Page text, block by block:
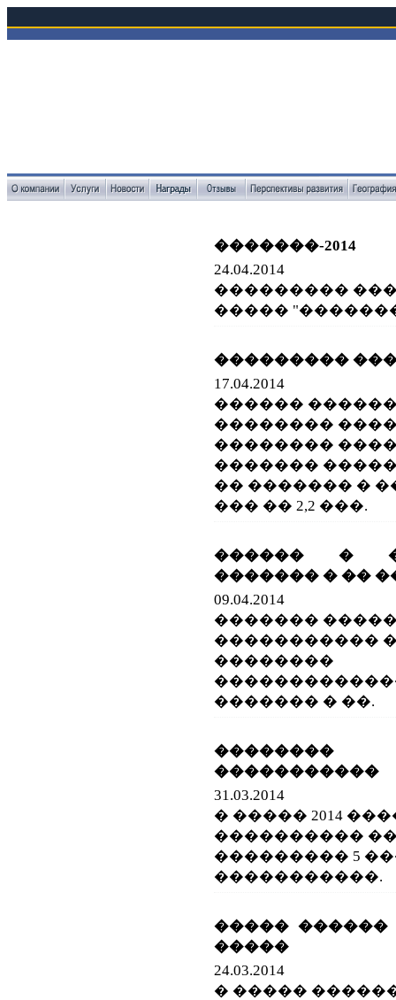
�������-2014
24.04.2014
���������
����� "�������-
���������
17.04.2014
������
��������
��������
�������
�� ������� �
��� �� 2,2 ���.
������ �
������� � �� ��
09.04.2014
�������
�����������
��������
������� � ��.
�����������
31.03.2014
� ����� 2014
����������
��������� 5
�����������.
����� ������
�����
24.03.2014
� �����